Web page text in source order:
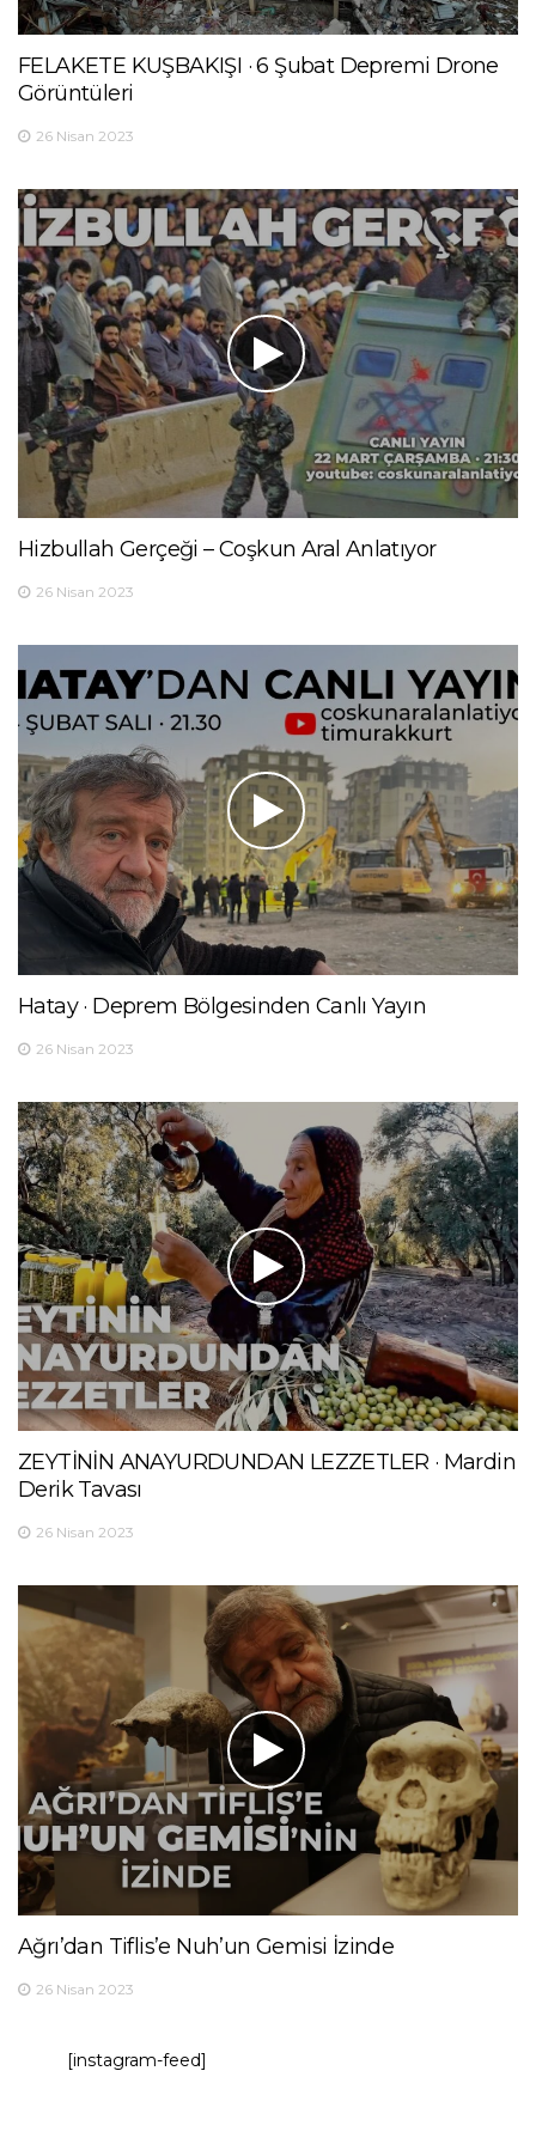
FELAKETE KUŞBAKIŞI · 6 Şubat Depremi Drone
Görüntüleri
26 Nisan 2023
Hizbullah Gerçeği – Coşkun Aral Anlatıyor
26 Nisan 2023
Hatay · Deprem Bölgesinden Canlı Yayın
26 Nisan 2023
ZEYTİNİN ANAYURDUNDAN LEZZETLER · Mardin
Derik Tavası
26 Nisan 2023
Ağrı’dan Tiflis’e Nuh’un Gemisi İzinde
26 Nisan 2023
[instagram-feed]